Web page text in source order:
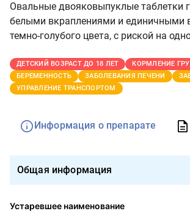
Овальные двояковыпуклые таблетки
белыми вкраплениями и единичными
темно-голубого цвета, с риской на
ДЕТСКИЙ ВОЗРАСТ ДО 18 ЛЕТ
КОРМЛЕНИЕ
БЕРЕМЕННОСТЬ
ЗАБОЛЕВАНИЯ ПЕЧЕНИ
УПРАВЛЕНИЕ ТРАНСПОРТОМ
Информация о препарате
Общая информация
Устаревшее наименование